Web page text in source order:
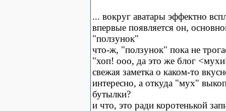
... вокруг аватары эффектно
впервые появляется он,
"ползунок"
что-ж, "ползунок" пока не
"хоп! ооо, да это же блог
свежая заметка о каком-то
интересно, а откуда "мух"
бутылки?
и что, это ради коротенькой